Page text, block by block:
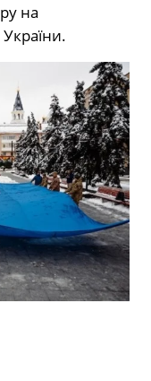
на